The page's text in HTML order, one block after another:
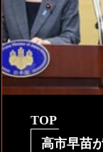
TOP
高市早苗